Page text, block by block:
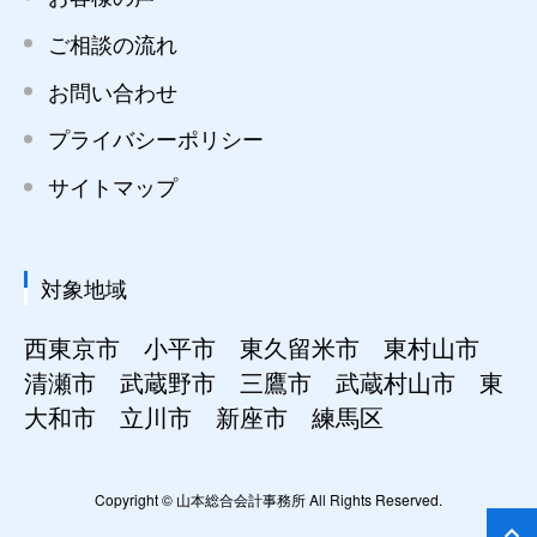
ご相談の流れ
お問い合わせ
プライバシーポリシー
サイトマップ
対象地域
西東京市 小平市 東久留米市 東村山市
清瀬市 武蔵野市 三鷹市 武蔵村山市 東
大和市 立川市 新座市 練馬区
Copyright © 山本総合会計事務所 All Rights Reserved.